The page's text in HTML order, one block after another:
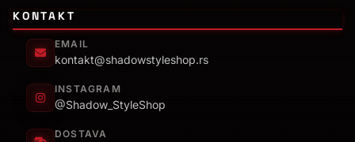
KONTAKT
EMAIL
kontakt@shadowstyleshop.rs
INSTAGRAM
@Shadow_StyleShop
DOSTAVA